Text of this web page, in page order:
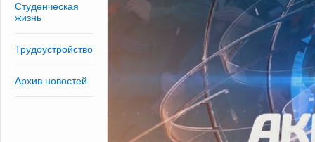
Студенческая
жизнь
Трудоустройство
Архив новостей